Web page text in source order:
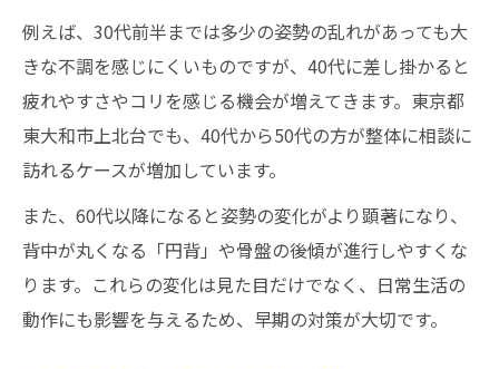
年齢による姿勢変化は整体で改善できるか
自然な変化と整体介入の必要性の判断基準
整体で対応すべき姿勢の歪みとそのタイミ
ング
整体が推奨する姿勢変化への予防策と実践
法
整体を利用した姿勢ケアの始めどきと見極め方
例えば、30代前半までは多少の姿勢の乱れがあっても大
きな不調を感じにくいものですが、40代に差し掛かると
疲れやすさやコリを感じる機会が増えてきます。東京都
東大和市上北台でも、40代から50代の方が整体に相談に
訪れるケースが増加しています。
また、60代以降になると姿勢の変化がより顕著になり、
背中が丸くなる「円背」や骨盤の後傾が進行しやすくな
ります。これらの変化は見た目だけでなく、日常生活の
動作にも影響を与えるため、早期の対策が大切です。